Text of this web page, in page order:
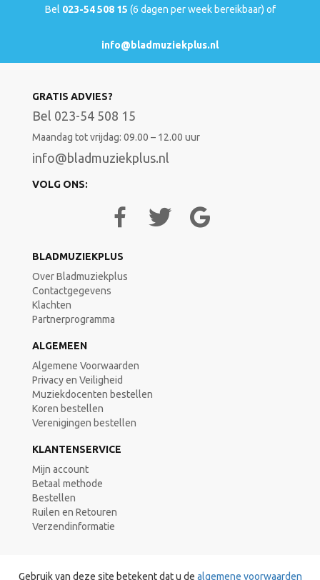
Bel 023-54 508 15 (6 dagen per week bereikbaar) of
info@bladmuziekplus.nl
GRATIS ADVIES?
Bel 023-54 508 15
Maandag tot vrijdag: 09.00 – 12.00 uur
info@bladmuziekplus.nl
VOLG ONS:
BLADMUZIEKPLUS
Over Bladmuziekplus
Contactgegevens
Klachten
Partnerprogramma
ALGEMEEN
Algemene Voorwaarden
Privacy en Veiligheid
Muziekdocenten bestellen
Koren bestellen
Verenigingen bestellen
KLANTENSERVICE
Mijn account
Betaal methode
Bestellen
Ruilen en Retouren
Verzendinformatie
Gebruik van deze site betekent dat u de algemene voorwaarden